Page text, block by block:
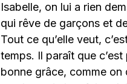
Isabelle, on lui a rien
qui rêve de garçons et
Tout ce qu’elle veut,
temps. Il paraît que
bonne grâce, comme on